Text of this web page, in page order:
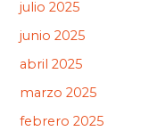
julio 2025
junio 2025
abril 2025
marzo 2025
febrero 2025